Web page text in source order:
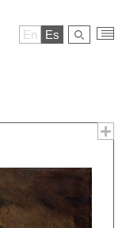
En Es